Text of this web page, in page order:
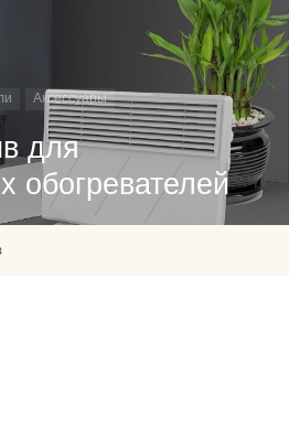
Аксессуары
для
обогревателей